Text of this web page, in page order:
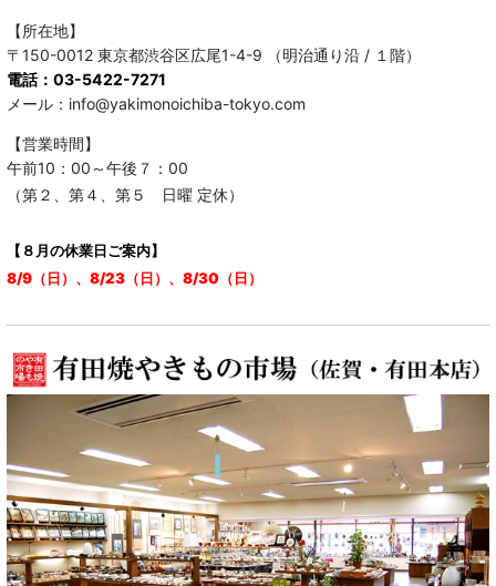
【所在地】
〒150-0012 東京都渋谷区広尾1-4-9 （明治通り沿 / １階）
電話：03-5422-7271
メール：info@yakimonoichiba-tokyo.com
【営業時間】
午前10：00～午後７：00
（第２、第４、第５ 日曜 定休）
【８月の休業日ご案内】
8/9（日）、8/23（日）、8/30（日）